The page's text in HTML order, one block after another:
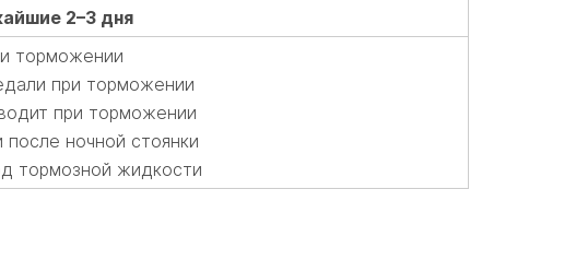
2–3 дня
торможении
при торможении
при торможении
после ночной стоянки
тормозной жидкости